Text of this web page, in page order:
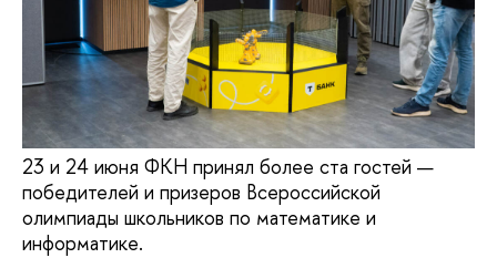
23 и 24 июня ФКН принял более ста гостей —
победителей и призеров Всероссийской
олимпиады школьников по математике и
информатике.